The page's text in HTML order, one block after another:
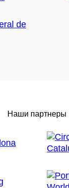
Наши партнеры